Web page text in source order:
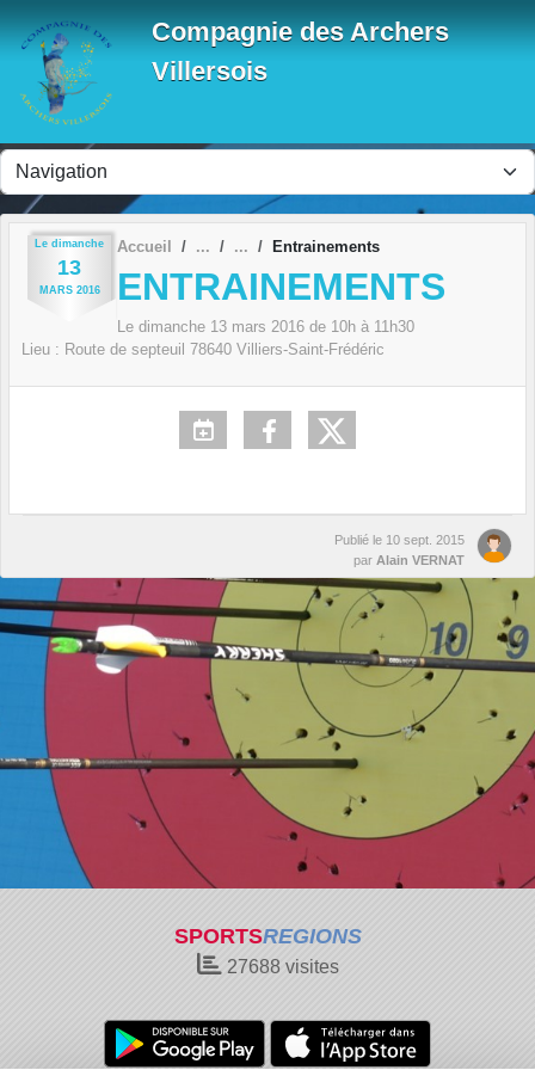
Compagnie des Archers
Villersois
Le dimanche
13
MARS 2016
Accueil Entrainements
ENTRAINEMENTS
Le dimanche 13 mars 2016 de 10h à 11h30
Lieu : Route de septeuil 78640 Villiers-Saint-Frédéric
Publié le 10 sept. 2015
par Alain VERNAT
SPORTSREGIONS
27688visites